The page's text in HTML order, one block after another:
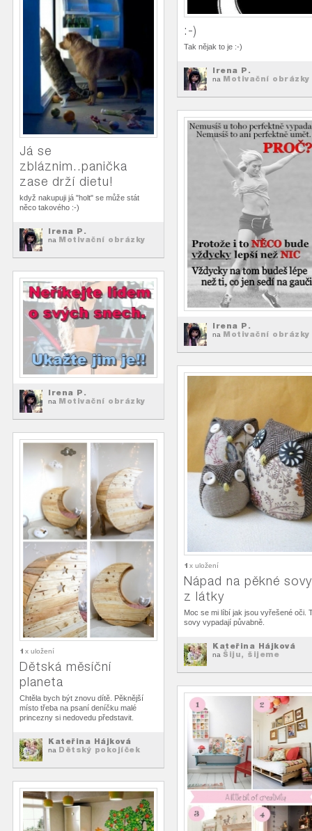
:-)
Tak nějak to je :-)
Irena P.
na Motivační obrázky
Já se
zbláznim..panička
zase drží dietu!
když nakupuji já "holt" se může stát
něco takového :-)
Irena P.
na Motivační obrázky
Irena P.
na Motivační obrázky
Irena P.
na Motivační obrázky
1 x uložení
Nápad na pěkné sovy
z látky
Moc se mi líbí jak jsou vyřešené oči.
sovy vypadají půvabně.
Kateřina Hájková
na Šiju, šijeme
1 x uložení
Dětská měsíční
planeta
Chtěla bych být znovu dítě. Pěknější
místo třeba na psaní deníčku malé
princezny si nedovedu představit.
Kateřina Hájková
na Dětský pokojíček